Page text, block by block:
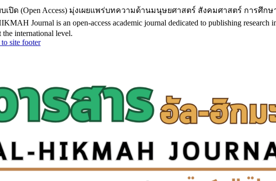
เปิด (Open Access) มุ่งเผยแพร่บทความด้านมนุษยศาสตร์ สังคมศาสตร์ การศึ
is an open-access academic journal dedicated to publishing research in
international level.
site footer